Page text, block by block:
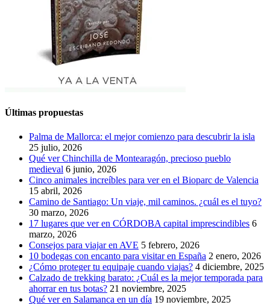
Últimas propuestas
Palma de Mallorca: el mejor comienzo para descubrir la isla
25 julio, 2026
Qué ver Chinchilla de Montearagón, precioso pueblo
medieval 6 junio, 2026
Cinco animales increíbles para ver en el Bioparc de Valencia
15 abril, 2026
Camino de Santiago: Un viaje, mil caminos. ¿cuál es el tuyo?
30 marzo, 2026
17 lugares que ver en CÓRDOBA capital imprescindibles 6
marzo, 2026
Consejos para viajar en AVE 5 febrero, 2026
10 bodegas con encanto para visitar en España 2 enero, 2026
¿Cómo proteger tu equipaje cuando viajas? 4 diciembre, 2025
Calzado de trekking barato: ¿Cuál es la mejor temporada para
ahorrar en tus botas? 21 noviembre, 2025
Qué ver en Salamanca en un día 19 noviembre, 2025